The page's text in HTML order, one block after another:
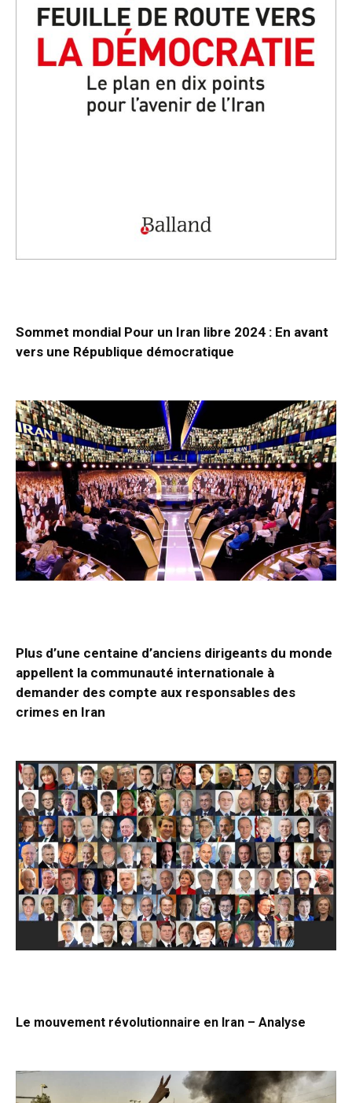
Sommet mondial Pour un Iran libre 2024 : En avant
vers une République démocratique
Plus d’une centaine d’anciens dirigeants du monde
appellent la communauté internationale à
demander des compte aux responsables des
crimes en Iran
Le mouvement révolutionnaire en Iran – Analyse